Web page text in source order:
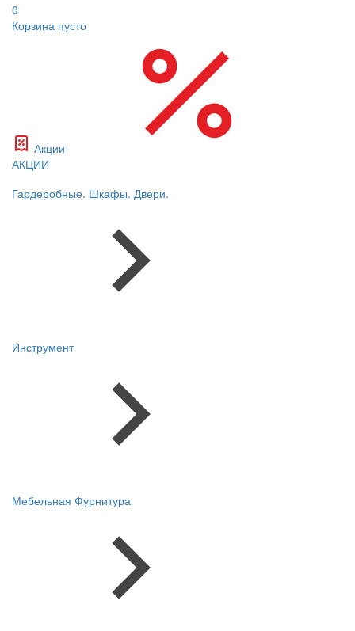
0
Корзина пусто
Акции
АКЦИИ
Гардеробные. Шкафы. Двери.
Инструмент
Мебельная Фурнитура